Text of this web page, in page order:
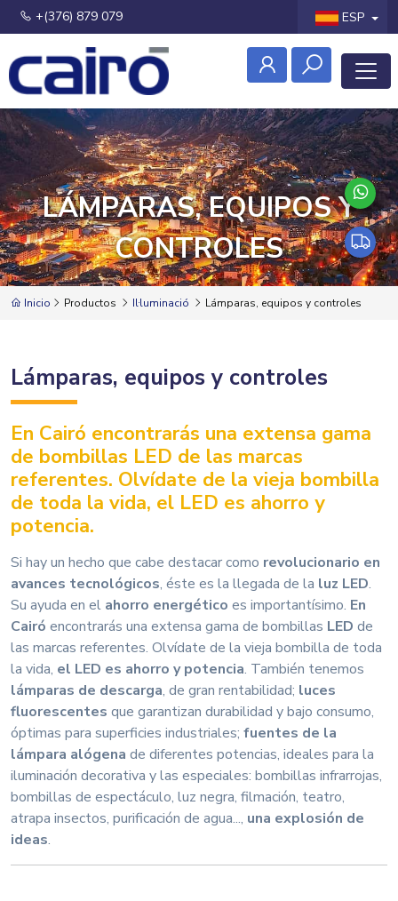
+(376) 879 079 ESP
LÁMPARAS, EQUIPOS Y
CONTROLES
Inicio Productos Il·luminació Lámparas, equipos y controles
Lámparas, equipos y controles
En Cairó encontrarás una extensa gama
de bombillas LED de las marcas
referentes. Olvídate de la vieja bombilla
de toda la vida, el LED es ahorro y
potencia.
Si hay un hecho que cabe destacar como revolucionario en
avances tecnológicos, éste es la llegada de la luz LED.
Su ayuda en el ahorro energético es importantísimo. En
Cairó encontrarás una extensa gama de bombillas LED de
las marcas referentes. Olvídate de la vieja bombilla de toda
la vida, el LED es ahorro y potencia. También tenemos
lámparas de descarga, de gran rentabilidad; luces
fluorescentes que garantizan durabilidad y bajo consumo,
óptimas para superficies industriales; fuentes de la
lámpara alógena de diferentes potencias, ideales para la
iluminación decorativa y las especiales: bombillas infrarrojas,
bombillas de espectáculo, luz negra, filmación, teatro,
atrapa insectos, purificación de agua..., una explosión de
ideas.